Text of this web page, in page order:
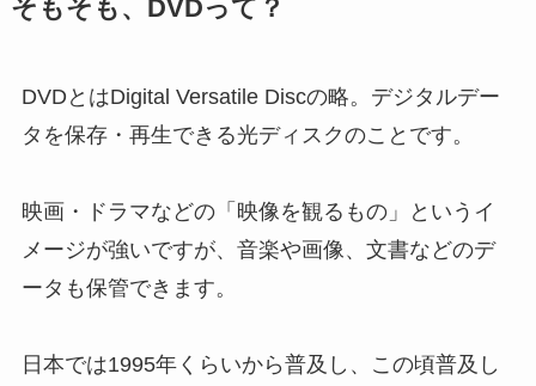
そもそも、DVDって？
DVDとはDigital Versatile Discの略。デジタルデー
タを保存・再生できる光ディスクのことです。
映画・ドラマなどの「映像を観るもの」というイ
メージが強いですが、音楽や画像、文書などのデ
ータも保管できます。
日本では1995年くらいから普及し、この頃普及し